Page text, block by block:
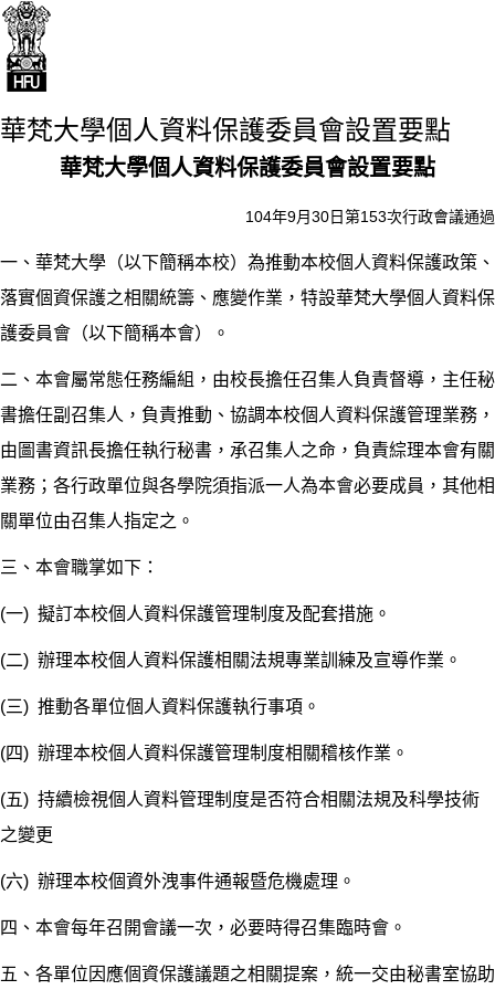
華梵大學個人資料保護委員會設置要點
華梵大學個人資料保護委員會設置要點
104年9月30日第153次行政會議通過
一、華梵大學（以下簡稱本校）為推動本校個人資料保護政策、
落實個資保護之相關統籌、應變作業，特設華梵大學個人資料保
護委員會（以下簡稱本會）。
二、本會屬常態任務編組，由校長擔任召集人負責督導，主任秘
書擔任副召集人，負責推動、協調本校個人資料保護管理業務，
由圖書資訊長擔任執行秘書，承召集人之命，負責綜理本會有關
業務；各行政單位與各學院須指派一人為本會必要成員，其他相
關單位由召集人指定之。
三、本會職掌如下：
(一) 擬訂本校個人資料保護管理制度及配套措施。
(二) 辦理本校個人資料保護相關法規專業訓練及宣導作業。
(三) 推動各單位個人資料保護執行事項。
(四) 辦理本校個人資料保護管理制度相關稽核作業。
(五) 持續檢視個人資料管理制度是否符合相關法規及科學技術
之變更
(六) 辦理本校個資外洩事件通報暨危機處理。
四、本會每年召開會議一次，必要時得召集臨時會。
五、各單位因應個資保護議題之相關提案，統一交由秘書室協助